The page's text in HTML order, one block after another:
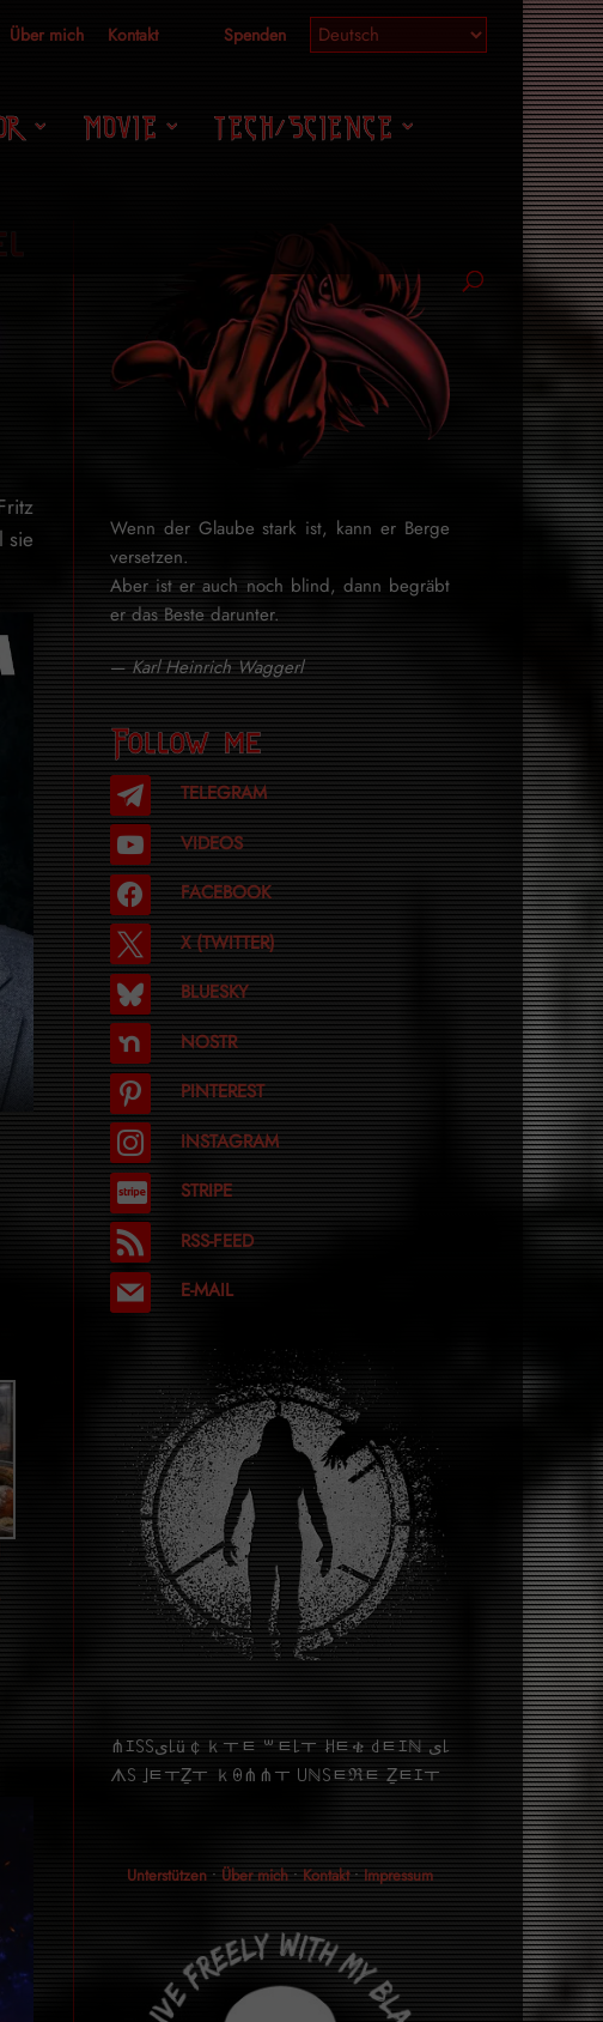
Über mich Kontakt Spenden
MOVIE TECH/SCIENCE
sie
Wenn der Glaube stark ist, kann er Berge
versetzen.
Aber ist er auch noch blind, dann begräbt
er das Beste darunter.
— Karl Heinrich Waggerl
Follow me
TELEGRAM
VIDEOS
FACEBOOK
X (TWITTER)
BLUESKY
NOSTR
PINTEREST
INSTAGRAM
STRIPE
RSS-FEED
E-MAIL
⋔ｴ꒚꒚ﻯ꒒ü￠ｋￓﾼ ꒳ﾼ꒒ￓ ꎧﾼቄ ꒯ﾼｴℕ ﻯ꒒
ᗑ꒚ ｣ﾼￓẔￓ ｋꑙ⋔⋔ￓ ꒤ℕ꒚ﾼℜﾼ Ẕﾼｴￓ
Unterstützen• Über mich• Kontakt• Impressum